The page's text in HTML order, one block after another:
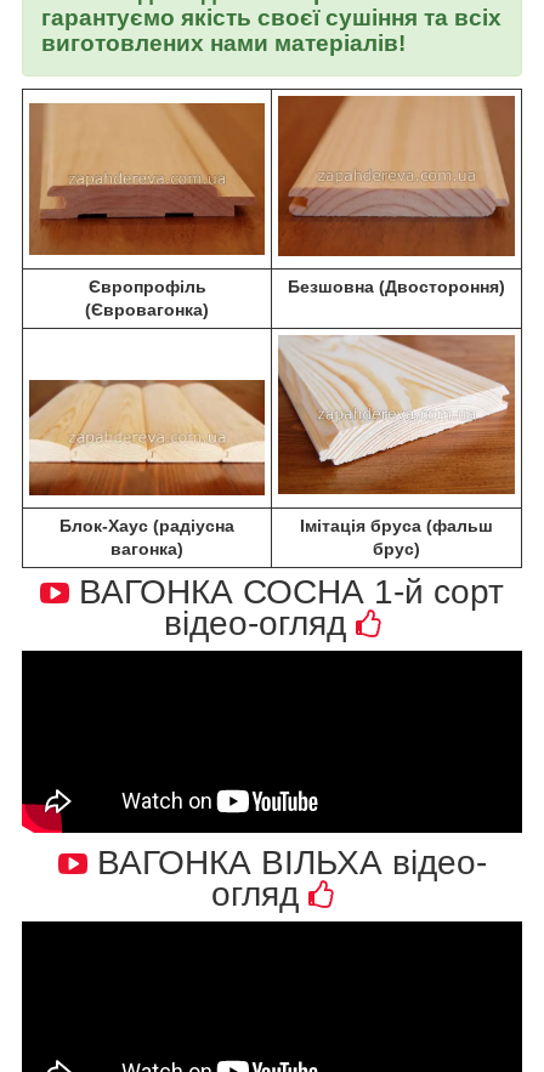
гарантуємо якість своєї сушіння та всіх
виготовлених нами матеріалів!
Європрофіль
(Євровагонка)
Безшовна (Двостороння)
Блок-Хаус (радіусна
вагонка)
Імітація бруса (фальш
брус)
ВАГОНКА СОСНА 1-й сорт
відео-огляд
ВАГОНКА ВІЛЬХА відео-
огляд